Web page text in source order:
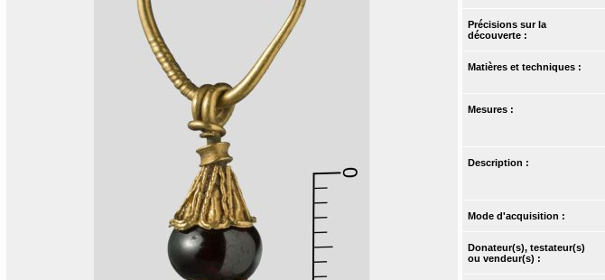
Précisions sur la
découverte :
Matières et techniques :
Mesures :
Description :
Mode d'acquisition :
Donateur(s), testateur(s)
ou vendeur(s) :